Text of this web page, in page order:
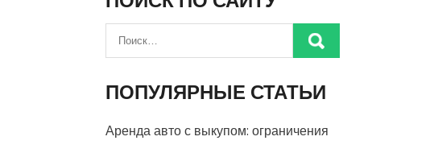
ПОПУЛЯРНЫЕ СТАТЬИ
Аренда авто с выкупом: ограничения